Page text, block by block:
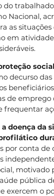
do
Nacional,
as
em
decurso
de
frequentar
doença da
por conta de
motivado
pública
exercem o